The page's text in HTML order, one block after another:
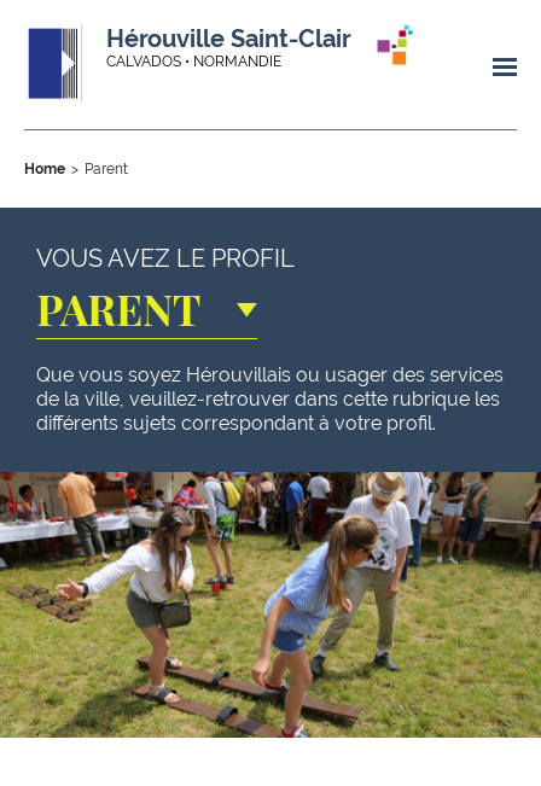
Hérouville Saint-Clair
CALVADOS • NORMANDIE
Home Parent
VOUS AVEZ LE PROFIL
PARENT
Que vous soyez Hérouvillais ou usager des services
de la ville, veuillez-retrouver dans cette rubrique les
différents sujets correspondant à votre profil.